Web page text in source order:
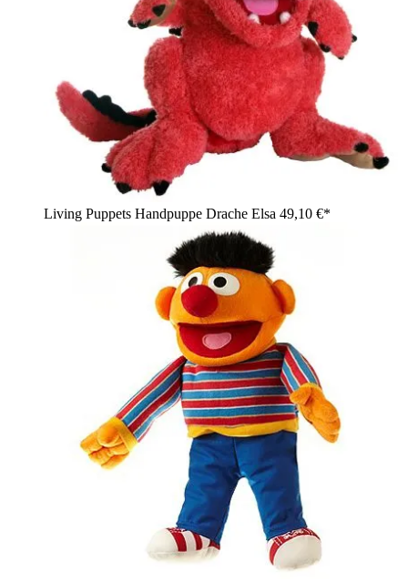
Living Puppets Handpuppe Drache Elsa 49,10 €*